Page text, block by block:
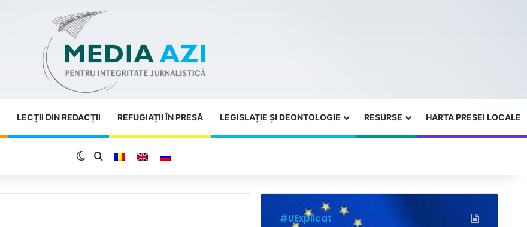
LECȚII DIN REDACȚII REFUGIAȚII ÎN PRESĂ LEGISLAȚIE ȘI DEONTOLOGIE RESURSE HARTA PRESEI LOCALE
Switch skin
Search for
#UExplicat